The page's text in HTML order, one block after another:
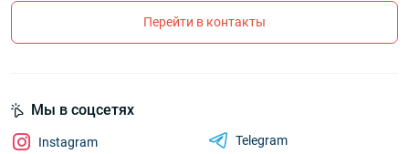
Перейти в контакты
Мы в соцсетях
Instagram
Telegram